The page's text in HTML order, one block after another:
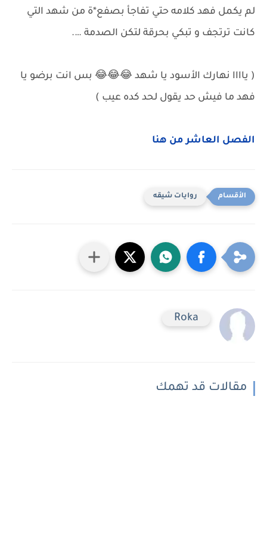
لم يكمل فهد كلامه حتي تفاجأ بصفع*ة من شهد التي
كانت ترتجف و تبكي بحرقة لتكن الصدمة ….
( ياااا نهارك الأسود يا شهد 😂😂😂 بس انت برضو يا
فهد ما فيش حد يقول لحد كده عيب )
الفصل العاشر من هنا
روايات شيقه
Roka
مقالات قد تهمك